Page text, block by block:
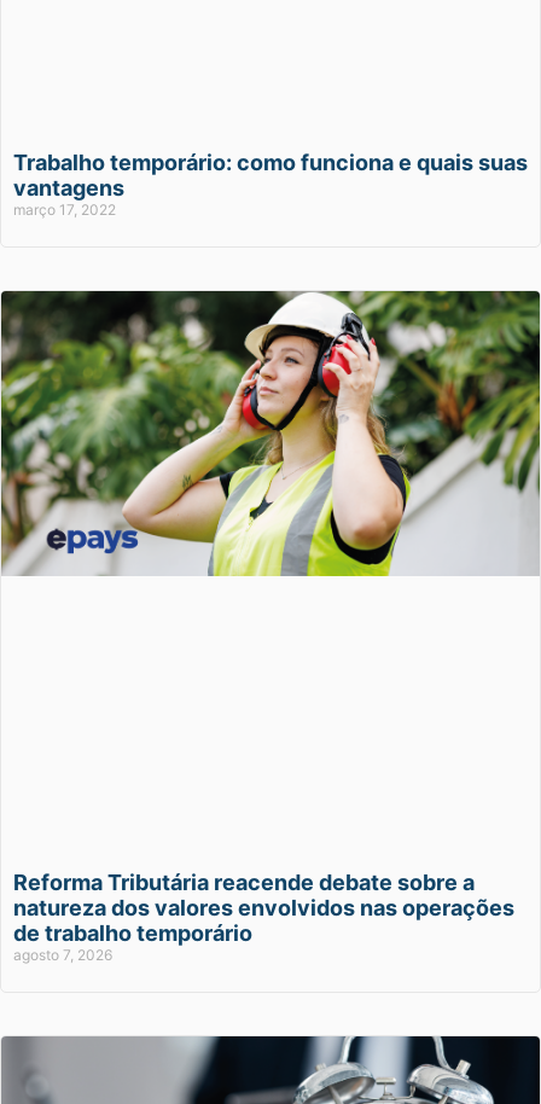
Trabalho temporário: como funciona e quais suas
vantagens
março 17, 2022
Reforma Tributária reacende debate sobre a
natureza dos valores envolvidos nas operações
de trabalho temporário
agosto 7, 2026